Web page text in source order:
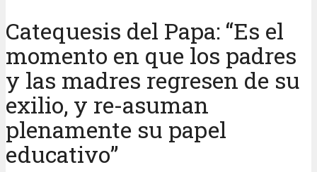
Catequesis del Papa: “Es el
momento en que los padres
y las madres regresen de su
exilio, y re-asuman
plenamente su papel
educativo”